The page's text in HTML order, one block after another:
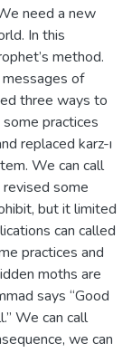
need a new
In this
method.
of
three ways to
practices
replaced karz-ı
We can call
some
but it limited
can called
practices and
moths are
says “Good
We can call
we can